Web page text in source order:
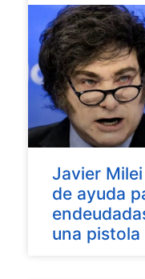
Javier
de ayuda
una pistola